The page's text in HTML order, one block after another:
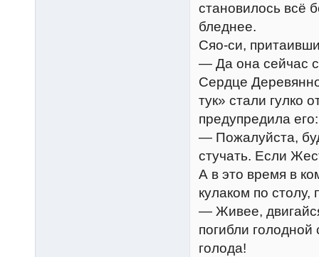
становилось всё
бледнее.
Сяо-си,
— Да она сейчас
Сердце
тук» стали гулко
предупредила его:
— Пожалуйста,
стучать. Если
А в это время в
кулаком по столу,
— Живее,
погибли
голода!